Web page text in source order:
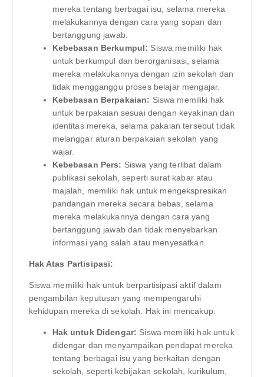
mereka tentang berbagai isu, selama mereka
melakukannya dengan cara yang sopan dan
bertanggung jawab.
Kebebasan Berkumpul: Siswa memiliki hak
untuk berkumpul dan berorganisasi, selama
mereka melakukannya dengan izin sekolah dan
tidak mengganggu proses belajar mengajar.
Kebebasan Berpakaian: Siswa memiliki hak
untuk berpakaian sesuai dengan keyakinan dan
identitas mereka, selama pakaian tersebut tidak
melanggar aturan berpakaian sekolah yang
wajar.
Kebebasan Pers: Siswa yang terlibat dalam
publikasi sekolah, seperti surat kabar atau
majalah, memiliki hak untuk mengekspresikan
pandangan mereka secara bebas, selama
mereka melakukannya dengan cara yang
bertanggung jawab dan tidak menyebarkan
informasi yang salah atau menyesatkan.
Hak Atas Partisipasi:
Siswa memiliki hak untuk berpartisipasi aktif dalam
pengambilan keputusan yang mempengaruhi
kehidupan mereka di sekolah. Hak ini mencakup:
Hak untuk Didengar: Siswa memiliki hak untuk
didengar dan menyampaikan pendapat mereka
tentang berbagai isu yang berkaitan dengan
sekolah, seperti kebijakan sekolah, kurikulum,